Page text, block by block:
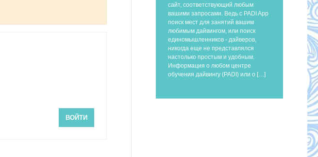
ВОЙТИ
сайт, соответствующий любым
вашими запросами. Ведь с PADI App
поиск мест для занятий вашим
любимым дайвингом, или поиск
единомышленников - дайверов,
никогда еще не представлялся
настолько простым и удобным.
Информация о любом центре
обучения дайвингу (PADI) или о […]